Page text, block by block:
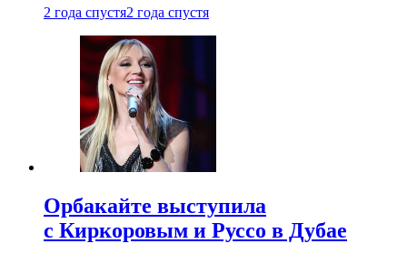
2 года спустя2 года спустя
Орбакайте выступила
с Киркоровым и Руссо в Дубае